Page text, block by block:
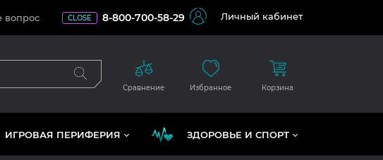
вопрос CLOSE 8-800-700-58-29 Личный кабинет
Сравнение Избранное Корзина
ИГРОВАЯ ПЕРИФЕРИЯ ЗДОРОВЬЕ И СПОРТ